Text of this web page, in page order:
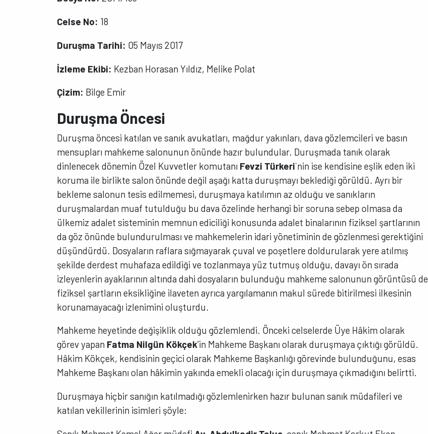
Celse No: 18
Duruşma Tarihi: 05 Mayıs 2017
İzleme Ekibi: Kezban Horasan Yıldız, Melike Polat
Çizim: Bilge Emir
Duruşma Öncesi
Duruşma öncesi katılan ve sanık avukatları, mağdur yakınları, dava gözlemcileri ve basın
mensupları mahkeme salonunun önünde hazır bulundular. Duruşmada tanık olarak
dinlenecek dönemin Özel Kuvvetler komutanı Fevzi Türkeri´nin ise kendisine eşlik eden iki
koruma ile birlikte salon önünde değil aşağı katta duruşmayı beklediği görüldü. Ayrı bir
bekleme salonun tesis edilmemesi, duruşmaya katılımın az olduğu ve sanıkların
duruşmalardan muaf tutulduğu bu dava özelinde herhangi bir soruna sebep olmasa da
ülkemiz adalet sisteminin memnun ediciliği konusunda adalet binalarının fiziksel şartlarının
da göz önünde bulundurulması ve mahkemelerin idari yönetiminin de gözlenmesi gerektiğini
düşündürdü. Dosyaların raflara sığmayarak çuval ve poşetlere doldurularak yere atılmış
şekilde derdest muhafaza edildiği ve tozlanmaya yüz tutmuş olduğu, davayı ön sırada
izleyenlerin ayaklarının altında dahi dosyaların bulunduğu mahkeme salonunun görüntüsü de
fiziksel şartların eksikliğine ilaveten ayrıca yargılamanın makul sürede bitirilmesi ilkesinin
korunamayacağı izlenimini oluşturdu.
Mahkeme heyetinde değişiklik olduğu gözlemlendi. Önceki celselerde Üye Hâkim olarak
görev yapan Fatma Nilgün Kökçek’in Mahkeme Başkanı olarak duruşmaya çıktığı görüldü.
Hâkim Kökçek, kendisinin geçici olarak Mahkeme Başkanlığı görevinde bulunduğunu, esas
Mahkeme Başkanı olan hâkimin yakında emekli olacağı için duruşmaya çıkmadığını belirtti.
Duruşmaya hiçbir sanığın katılmadığı gözlemlenirken hazır bulunan sanık müdafileri ve
katılan vekillerinin isimleri şöyle: